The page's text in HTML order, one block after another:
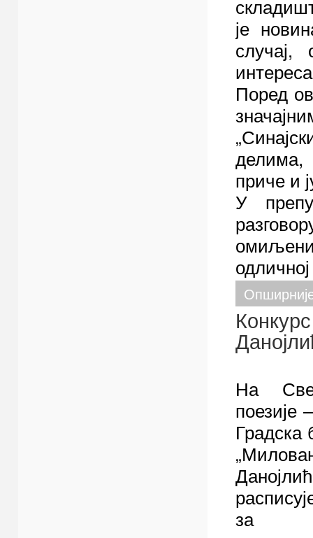
је
Поред
делима,
приче и
У
На
поезије
Градска
за